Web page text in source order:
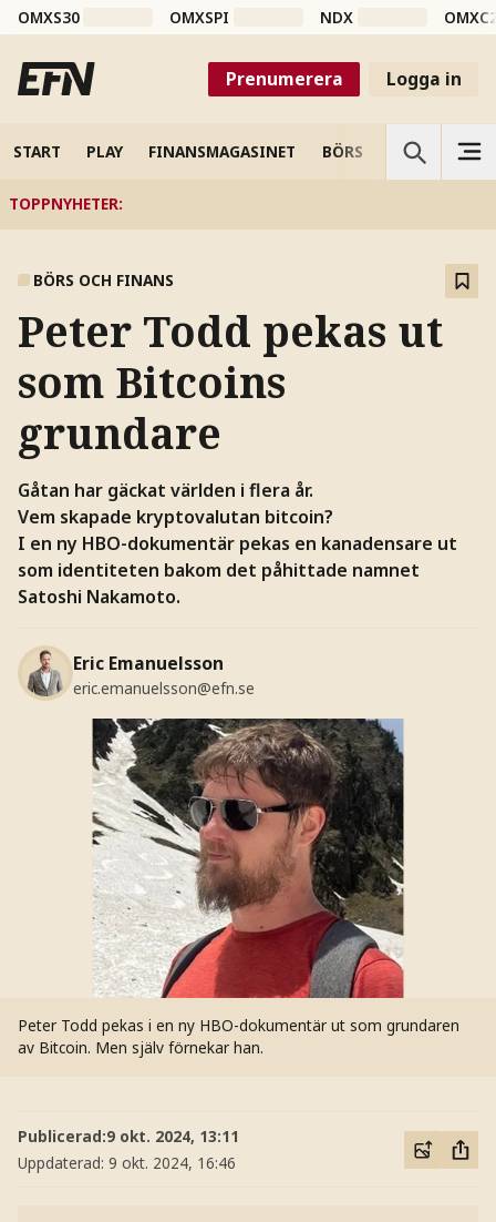
OMXS30 OMXSPI NDX
Prenumerera Logga in
START PLAY FINANSMAGASINET BÖRS VETENSKAP
TOPPNYHETER:
BÖRS OCH FINANS
Peter Todd pekas ut
som Bitcoins
grundare
Gåtan har gäckat världen i flera år.
Vem skapade kryptovalutan bitcoin?
I en ny HBO-dokumentär pekas en kanadensare ut
som identiteten bakom det påhittade namnet
Satoshi Nakamoto.
Eric Emanuelsson
eric.emanuelsson@efn.se
Peter Todd pekas i en ny HBO-dokumentär ut som grundaren
av Bitcoin. Men själv förnekar han.
Publicerad:9 okt. 2024, 13:11
Uppdaterad: 9 okt. 2024, 16:46